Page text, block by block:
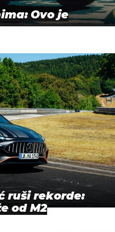
Ovo je
ruši rekorde:
od M2